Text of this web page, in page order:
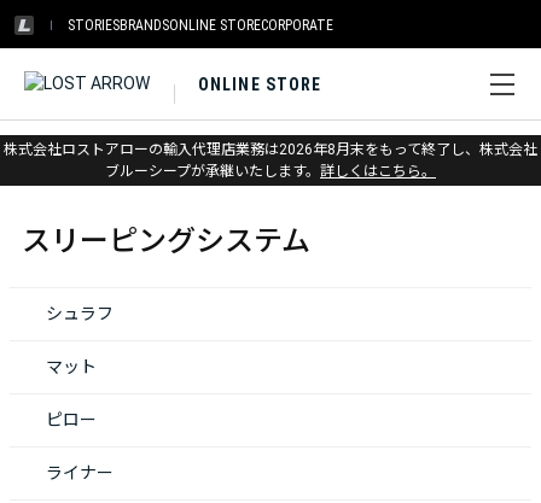
STORIESBRANDSONLINE STORECORPORATE
ONLINE STORE
株式会社ロストアローの輸入代理店業務は2026年8月末をもって終了し、株式会社
ブルーシープが承継いたします。 詳しくはこちら。
ホーム > スリーピングシステム
スリーピングシステム
シュラフ
マット
ピロー
ライナー